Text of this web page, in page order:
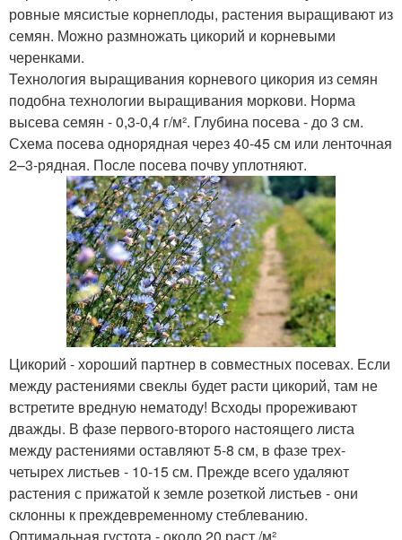
ровные мясистые корнеплоды, растения выращивают из
семян. Можно размножать цикорий и корневыми
черенками.
Технология выращивания корневого цикория из семян
подобна технологии выращивания моркови. Норма
высева семян - 0,3-0,4 г/м². Глубина посева - до 3 см.
Схема посева однорядная через 40-45 см или ленточная
2–3-рядная. После посева почву уплотняют.
Цикорий - хороший партнер в совместных посевах. Если
между растениями свеклы будет расти цикорий, там не
встретите вредную нематоду! Всходы прореживают
дважды. В фазе первого-второго настоящего листа
между растениями оставляют 5-8 см, в фазе трех-
четырех листьев - 10-15 см. Прежде всего удаляют
растения с прижатой к земле розеткой листьев - они
склонны к преждевременному стеблеванию.
Оптимальная густота - около 20 раст./м².